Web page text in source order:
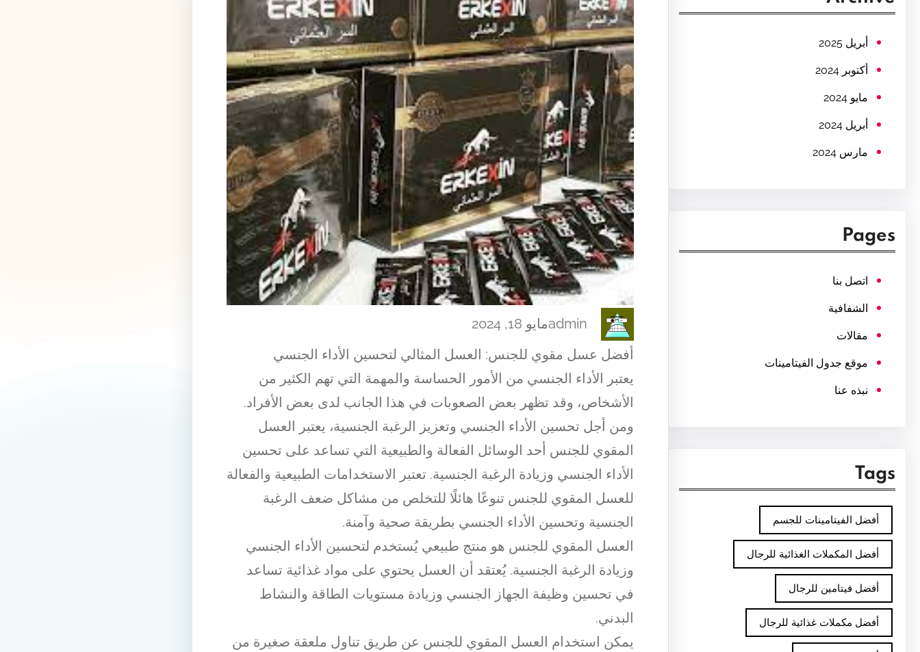
c
أبريل 2025
أكتوبر 2024
مايو 2024
أبريل 2024
مارس 2024
Pages
اتصل بنا
الشفافية
مقالات
موقع جدول الفيتامينات
نبذه عنا
Tags
أفضل الفيتامينات للجسم
أفضل المكملات الغذائية للرجال
أفضل فيتامين للرجال
أفضل مكملات غذائية للرجال
adminمايو 18, 2024
أفضل عسل مقوي للجنس: العسل المثالي لتحسين الأداء الجنسي
يعتبر الأداء الجنسي من الأمور الحساسة والمهمة التي تهم الكثير من
الأشخاص، وقد تظهر بعض الصعوبات في هذا الجانب لدى بعض الأفراد.
ومن أجل تحسين الأداء الجنسي وتعزيز الرغبة الجنسية، يعتبر العسل
المقوي للجنس أحد الوسائل الفعالة والطبيعية التي تساعد على تحسين
الأداء الجنسي وزيادة الرغبة الجنسية. تعتبر الاستخدامات الطبيعية والفعالة
للعسل المقوي للجنس تنوعًا هائلًا للتخلص من مشاكل ضعف الرغبة
الجنسية وتحسين الأداء الجنسي بطريقة صحية وآمنة.
العسل المقوي للجنس هو منتج طبيعي يُستخدم لتحسين الأداء الجنسي
وزيادة الرغبة الجنسية. يُعتقد أن العسل يحتوي على مواد غذائية تساعد
في تحسين وظيفة الجهاز الجنسي وزيادة مستويات الطاقة والنشاط
البدني.
يمكن استخدام العسل المقوي للجنس عن طريق تناول ملعقة صغيرة من